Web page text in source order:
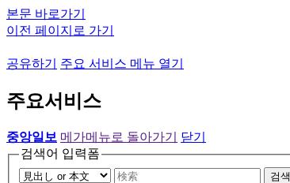
본문 바로가기
이전 페이지로 가기
공유하기 주요 서비스 메뉴 열기
주요서비스
중앙일보 메가메뉴로 돌아가기
닫기
검색어 입력폼
검색